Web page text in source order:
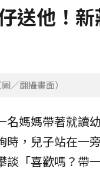
講座報名中！搶先
「驚人畫面」感動
小事！
搭「雲豹」前進衡
送他！
／翻攝畫面）
名媽媽帶著就讀
時，兒子站在一
談「喜歡嗎？帶